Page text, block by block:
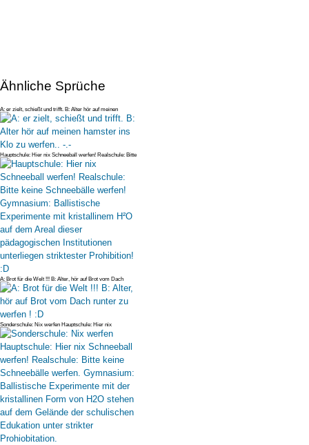
Ähnliche Sprüche
A: er zielt, schießt und trifft. B: Alter hör auf meinen
hamster ins Klo
Hauptschule: Hier nix Schneeball werfen! Realschule: Bitte
keine Schneeb
A: Brot für die Welt !!! B: Alter, hör auf Brot vom Dach
runter zu werfe
Sonderschule: Nix werfen Hauptschule: Hier nix
Schneeball werfen! Realsc